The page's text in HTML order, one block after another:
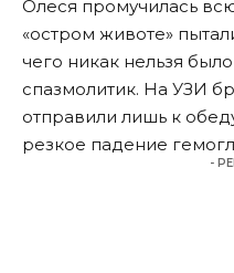
Олеся промучилась
«остром животе»
чего никак нельзя
спазмолитик. На УЗИ
отправили лишь к
резкое падение
-